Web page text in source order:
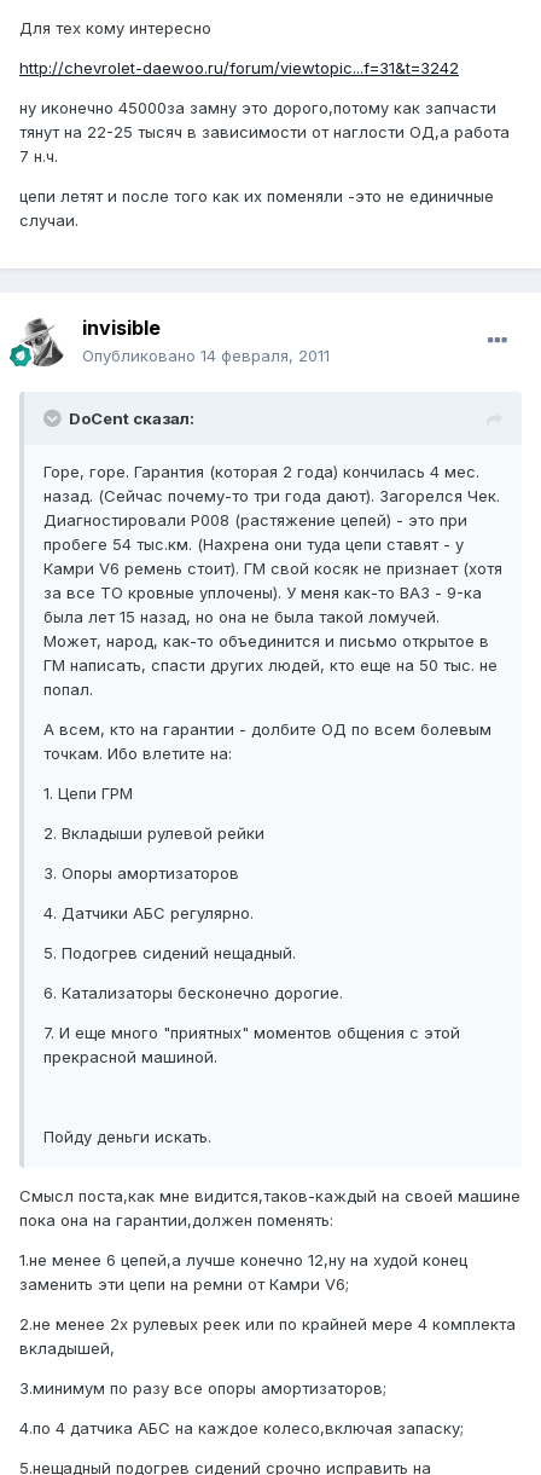
Для тех кому интересно
http://chevrolet-daewoo.ru/forum/viewtopic...f=31&t=3242
ну иконечно 45000за замну это дорого,потому как запчасти
тянут на 22-25 тысяч в зависимости от наглости ОД,а работа
7 н.ч.
цепи летят и после того как их поменяли -это не единичные
случаи.
invisible
Опубликовано 14 февраля, 2011
DoCent сказал:
Горе, горе. Гарантия (которая 2 года) кончилась 4 мес.
назад. (Сейчас почему-то три года дают). Загорелся Чек.
Диагностировали Р008 (растяжение цепей) - это при
пробеге 54 тыс.км. (Нахрена они туда цепи ставят - у
Камри V6 ремень стоит). ГМ свой косяк не признает (хотя
за все ТО кровные уплочены). У меня как-то ВАЗ - 9-ка
была лет 15 назад, но она не была такой ломучей.
Может, народ, как-то объединится и письмо открытое в
ГМ написать, спасти других людей, кто еще на 50 тыс. не
попал.
А всем, кто на гарантии - долбите ОД по всем болевым
точкам. Ибо влетите на:
1. Цепи ГРМ
2. Вкладыши рулевой рейки
3. Опоры амортизаторов
4. Датчики АБС регулярно.
5. Подогрев сидений нещадный.
6. Катализаторы бесконечно дорогие.
7. И еще много "приятных" моментов общения с этой
прекрасной машиной.
Пойду деньги искать.
Смысл поста,как мне видится,таков-каждый на своей машине
пока она на гарантии,должен поменять:
1.не менее 6 цепей,а лучше конечно 12,ну на худой конец
заменить эти цепи на ремни от Камри V6;
2.не менее 2х рулевых реек или по крайней мере 4 комплекта
вкладышей,
3.минимум по разу все опоры амортизаторов;
4.по 4 датчика АБС на каждое колесо,включая запаску;
5.нещадный подогрев сидений срочно исправить на